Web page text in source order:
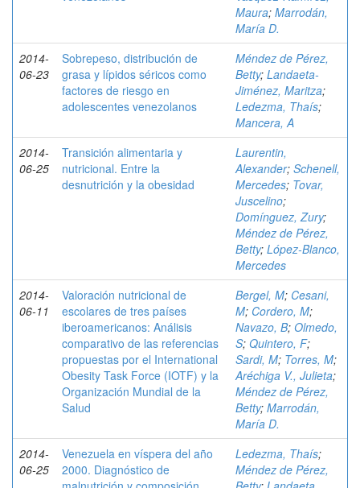
Maura; Marrodán,
María D.
2014-
06-23
Sobrepeso, distribución de
grasa y lípidos séricos como
factores de riesgo en
adolescentes venezolanos
Méndez de Pérez,
Betty; Landaeta-
Jiménez, Maritza;
Ledezma, Thaís;
Mancera, A
2014-
06-25
Transición alimentaria y
nutricional. Entre la
desnutrición y la obesidad
Laurentin,
Alexander; Schenell,
Mercedes; Tovar,
Juscelino;
Domínguez, Zury;
Méndez de Pérez,
Betty; López-Blanco,
Mercedes
2014-
06-11
Valoración nutricional de
escolares de tres países
iberoamericanos: Análisis
comparativo de las referencias
propuestas por el International
Obesity Task Force (IOTF) y la
Organización Mundial de la
Salud
Bergel, M; Cesani,
M; Cordero, M;
Navazo, B; Olmedo,
S; Quintero, F;
Sardi, M; Torres, M;
Aréchiga V., Julieta;
Méndez de Pérez,
Betty; Marrodán,
María D.
2014-
06-25
Venezuela en víspera del año
2000. Diagnóstico de
Ledezma, Thaís;
Méndez de Pérez,